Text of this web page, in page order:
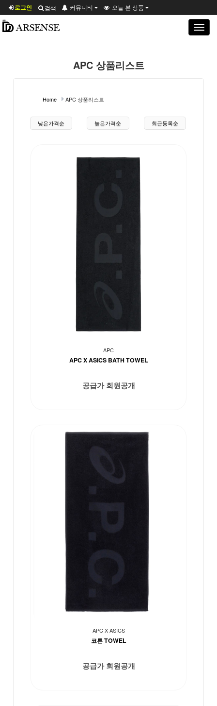
로그인 검색 커뮤니티 오늘 본 상품
Toggle
APC 상품리스트
Home APC 상품리스트
상품 정렬낮은가격순 높은가격순 최근등록순
APC
APC X ASICS BATH TOWEL
공급가 회원공개
APC X ASICS
코튼 TOWEL
공급가 회원공개